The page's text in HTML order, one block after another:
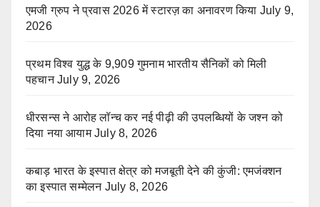
एमजी ग्रुप ने प्रवास 2026 में स्टारज़ का अनावरण किया July 9,
2026
प्रथम विश्व युद्ध के 9,909 गुमनाम भारतीय सैनिकों को मिली
पहचान July 9, 2026
धीरसन्स ने आरोह लॉन्च कर नई पीढ़ी की उपलब्धियों के जश्न को
दिया नया आयाम July 8, 2026
कबाड़ भारत के इस्पात क्षेत्र को मजबूती देने की कुंजी: एमजंक्शन
का इस्पात सम्मेलन July 8, 2026